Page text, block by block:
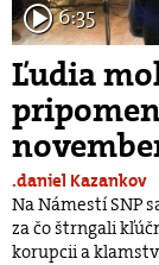
6:35
Ľudia
.daniel Kazankov
Na Námestí SNP
za čo štrngali
korupcii a